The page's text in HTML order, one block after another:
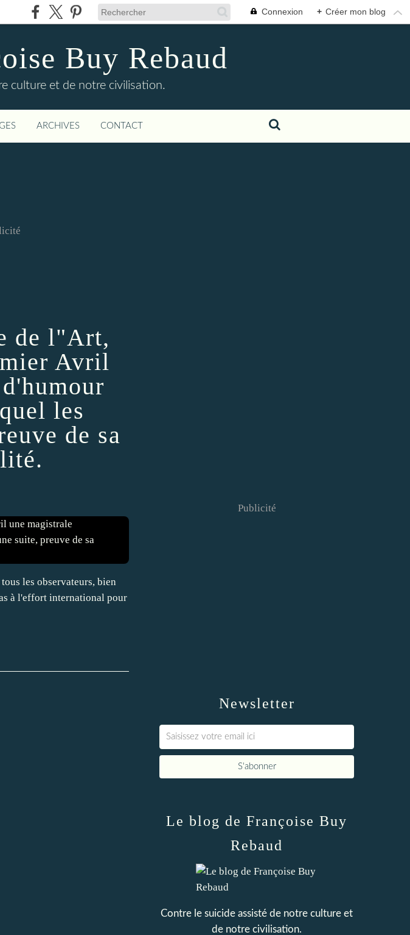
Connexion + Créer mon blog
Buy Rebaud
culture et de notre civilisation.
ARCHIVES CONTACT
de l"Art,
Avril
les
de sa
les observateurs, bien
à l'effort international pour
Newsletter
Publicité
Le blog de Françoise Buy
Rebaud
Contre le suicide assisté de notre culture et
de notre civilisation.